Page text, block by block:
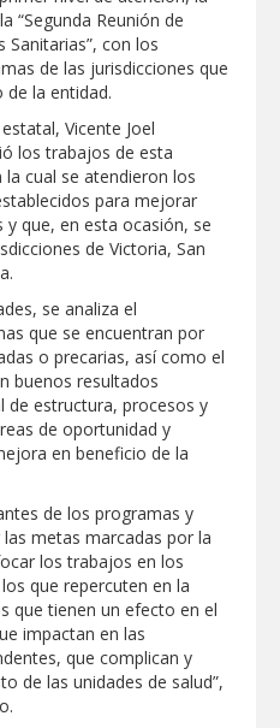
la SET acuerdos de la
sobre redes sociales y
militarizadas
TRABAJOS DE
EN AVENIDA
GOBIERNO MUNICIPAL
EL RITMO DE LAS OBRAS
Civil de Reynosa
lluvias
GESTIÓN AMBIENTAL
DE MEJORA URBANA EN
SAN AGUSTÍN
de Reynosa buen
de Presa El Águila
MUNICIPAL Y ESTATAL
FERIA DEL EMPLEO EL
18 DE AGOSTO
la generación de empleo
6 mil 900 colocaciones en
Gobierno Municipal,
y CANACO: Feria de Regreso a
de Reynosa programa
Conciencia" a colonia
Familiar
“Segunda Reunión de
Sanitarias”, con los
de las jurisdicciones que
de la entidad.
Vicente Joel
los trabajos de esta
cual se atendieron los
para mejorar
que, en esta ocasión, se
de Victoria, San
se analiza el
que se encuentran por
o precarias, así como el
buenos resultados
de estructura, procesos y
de oportunidad y
en beneficio de la
de los programas y
metas marcadas por la
los trabajos en los
que repercuten en la
que tienen un efecto en el
impactan en las
que complican y
de las unidades de salud”,